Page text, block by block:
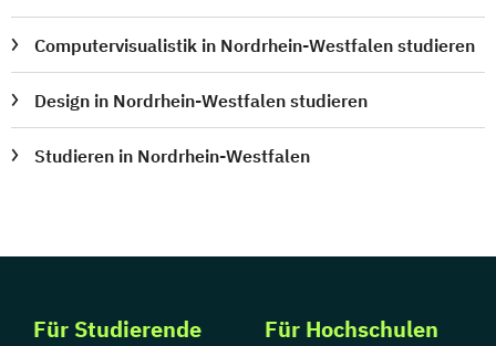
Computervisualistik in Nordrhein-Westfalen studieren
Design in Nordrhein-Westfalen studieren
Studieren in Nordrhein-Westfalen
Für Studierende Für Hochschulen